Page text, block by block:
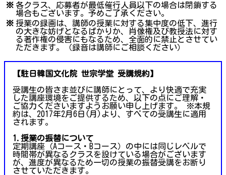
※ 各クラス、応募者が最低催行人員以下の場合は閉鎖する
場合もございます。予めご了承ください。
※ 授業の録画は、講師の授業に対する集中度の低下、進行
の大きな妨げとなるばかりか、肖像権及び教授法に対す
る著作権の侵害にもなるため、全面的に禁止とさせてい
ただきます。（録音は講師にご相談ください）
【駐日韓国文化院 世宗学堂 受講規約】
受講生の皆さま並びに講師にとって、より快適で充実
した講座環境をご提供するため、以下の点にご理解・
ご協力くださいますようお願い申し上げます。 ※本規
約は、2017年2月6日(月)より、すべての受講生に適用
されます。
1.授業の振替について
定期講座（Aコース・Bコース）の中には同じレベルで
時間帯が異なるクラスを設けている場合がございます
が、進度が異なるため一切の授業の振替受講をお断り
させていただきます。